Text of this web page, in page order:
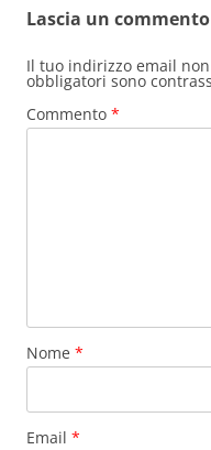
Lascia un commento
Il tuo indirizzo email
obbligatori sono
Commento *
Nome *
Email *